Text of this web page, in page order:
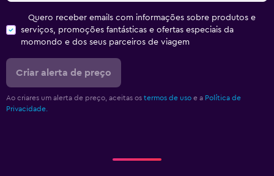
Quero receber emails com informações sobre produtos e
serviços, promoções fantásticas e ofertas especiais da
momondo e dos seus parceiros de viagem
Criar alerta de preço
Ao criares um alerta de preço, aceitas os termos de uso e a Política de
Privacidade.